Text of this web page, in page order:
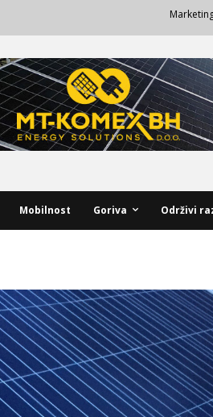
Mobilnost Goriva Održivi